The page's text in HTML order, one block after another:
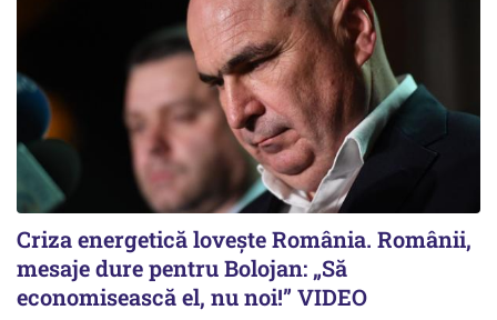
Criza energetică lovește România. Românii,
mesaje dure pentru Bolojan: „Să
economisească el, nu noi!” VIDEO